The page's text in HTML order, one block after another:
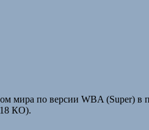
по версии WBA (Super) в
КО).